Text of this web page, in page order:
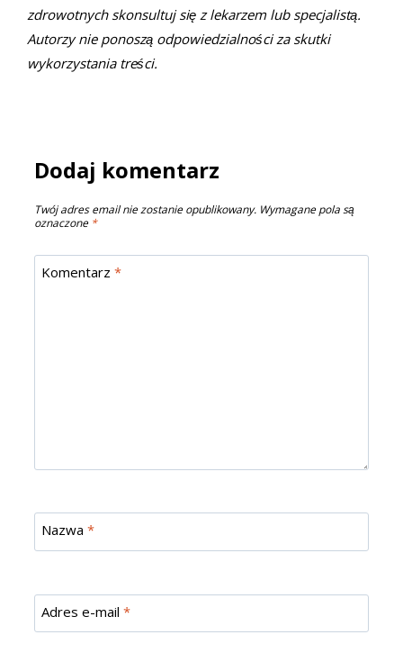
zdrowotnych skonsultuj się z lekarzem lub specjalistą.
Autorzy nie ponoszą odpowiedzialności za skutki
wykorzystania treści.
Dodaj komentarz
Twój adres email nie zostanie opublikowany. Wymagane pola są
oznaczone *
Komentarz *
Nazwa *
Adres e-mail *